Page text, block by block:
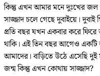
কিন্তু এখন আমার মনে দুঃখের
সাজ্জাদ চলে গেছে দুবাইয়ে।
প্রতি বছর যখন একবার করে
থাকি। এই তিন বছর আগেও একটি
আমাদের। বাড়িতে উঠে এসেছি দুই
জন্ম কিন্তু এখন কোথায় সাজ্জাদ?